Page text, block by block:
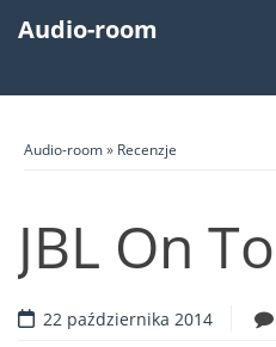
Audio-room
Audio-room» Recenzje
JBL On
22 października 2014